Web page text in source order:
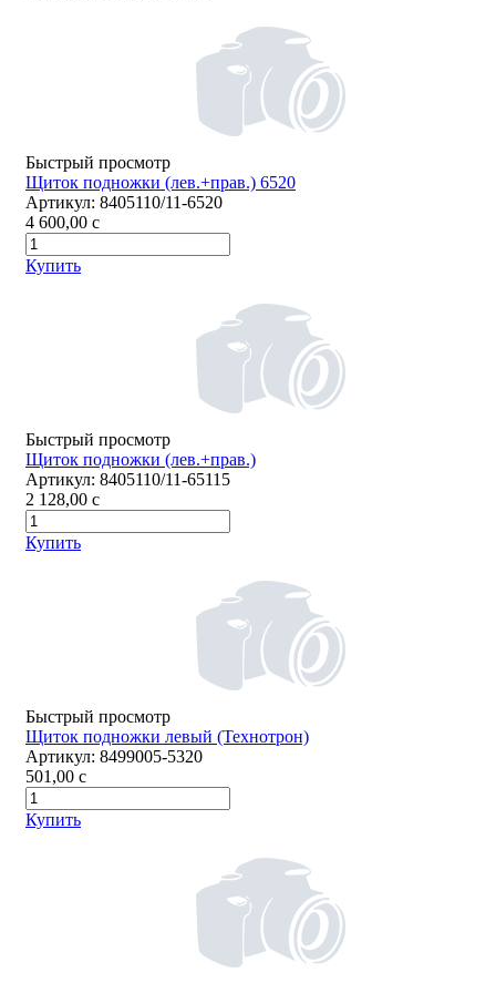
Быстрый просмотр
Щиток подножки (лев.+прав.) 6520
Артикул: 8405110/11-6520
4 600,00 c
Купить
Быстрый просмотр
Щиток подножки (лев.+прав.)
Артикул: 8405110/11-65115
2 128,00 c
Купить
Быстрый просмотр
Щиток подножки левый (Технотрон)
Артикул: 8499005-5320
501,00 c
Купить